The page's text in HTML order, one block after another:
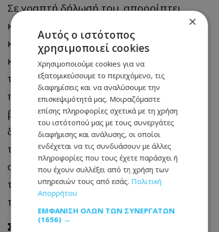
Σε γραπτή δήλωσή του, απορρίπτει
κατηγορηματικά όσα του αποδίδονται,
καταγγέλλοντας «δολοφονία χαρακτήρα»
και στοχευμένη προσπάθεια πλήγματος
της δημόσιας εικόνας του. Παράλληλα,
προαναγγέλλει νομικές ενέργειες εις
βάρος του Μακάριου Δρουσιώτη, ενώ
δηλώνει έτοιμος να θέσει στη διάθεση
των Αρχών προσωπικά δεδομένα και
στοιχεία, επιδιώκοντας, όπως αναφέρει,
την πλήρη διερεύνηση της υπόθεσης και
την αποκατάσταση της αλήθειας.
ΣΧΕΤΙΚΟ ΑΡΘΡΟ:
×
Αυτός ο ιστότοπος
χρησιμοποιεί cookies
Χρησιμοποιούμε cookies για να
εξατομικεύσουμε το περιεχόμενο, τις
διαφημίσεις και να αναλύσουμε την
επισκεψιμότητά μας. Μοιραζόμαστε
επίσης πληροφορίες σχετικά με τη χρήση
του ιστότοπού μας με τους συνεργάτες
διαφήμισης και ανάλυσης, οι οποίοι
ενδέχεται να τις συνδυάσουν με άλλες
πληροφορίες που τους έχετε παράσχει ή
που έχουν συλλέξει από τη χρήση των
υπηρεσιών τους από εσάς. Πολιτική
Απορρήτου
ΕΜΦΆΝΙΣΗ ΌΛΩΝ ΤΩΝ ΣΥΝΕΡΓΑΤΏΝ
(1656) →